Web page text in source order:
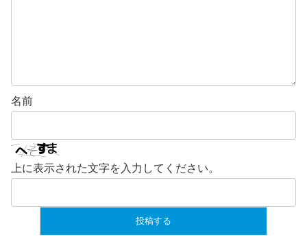
名前
上に表示された文字を入力してください。